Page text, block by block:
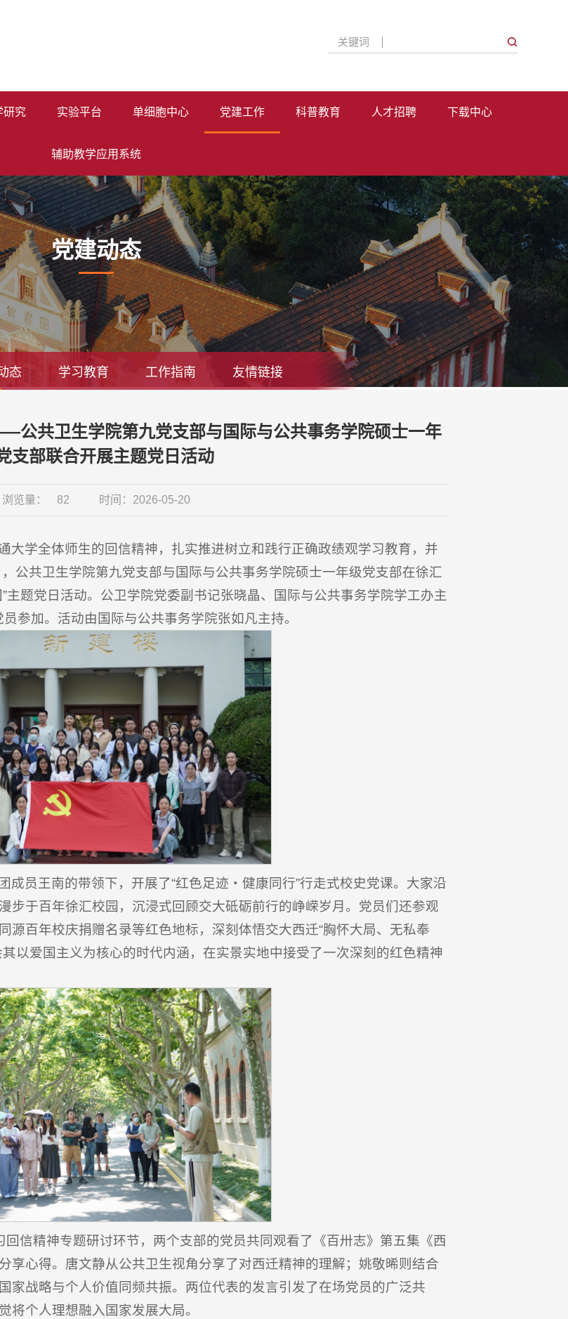
研究 实验平台 单细胞中心 党建工作 科普教育 人才招聘 下载中心
辅助教学应用系统
关键词
党建动态
态 学习教育 工作指南 友情链接
公共卫生学院第九党支部与国际与公共事务学院硕士一年
支部联合开展主题党日活动
浏览量： 82 时间：2026-05-20
大学全体师生的回信精神，扎实推进树立和践行正确政绩观学习教育，并
公共卫生学院第九党支部与国际与公共事务学院硕士一年级党支部在徐汇
主题党日活动。公卫学院党委副书记张晓晶、国际与公共事务学院学工办主
参加。活动由国际与公共事务学院张如凡主持。
成员王南的带领下，开展了“红色足迹・健康同行”行走式校史党课。大家沿
步于百年徐汇校园，沉浸式回顾交大砥砺前行的峥嵘岁月。党员们还参观
源百年校庆捐赠名录等红色地标，深刻体悟交大西迁“胸怀大局、无私奉
以爱国主义为核心的时代内涵，在实景实地中接受了一次深刻的红色精神
回信精神专题研讨环节，两个支部的党员共同观看了《百卅志》第五集《西
享心得。唐文静从公共卫生视角分享了对西迁精神的理解；姚敬晞则结合
家战略与个人价值同频共振。两位代表的发言引发了在场党员的广泛共
将个人理想融入国家发展大局。